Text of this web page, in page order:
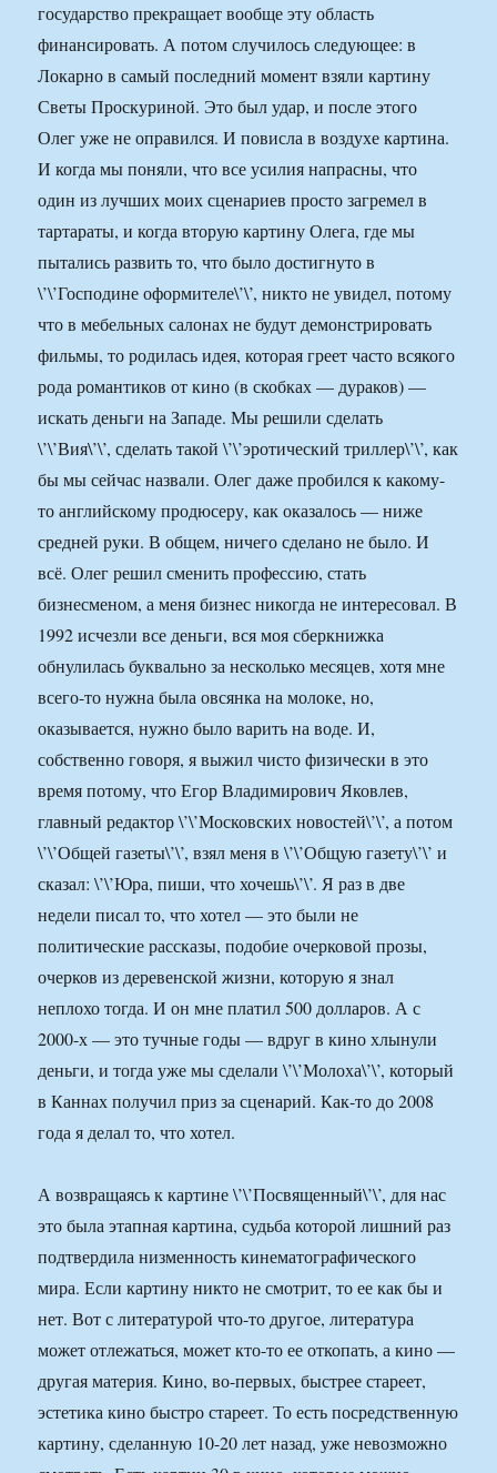
государство прекращает вообще эту область
финансировать. А потом случилось следующее: в
Локарно в самый последний момент взяли картину
Светы Проскуриной. Это был удар, и после этого
Олег уже не оправился. И повисла в воздухе картина.
И когда мы поняли, что все усилия напрасны, что
один из лучших моих сценариев просто загремел в
тартараты, и когда вторую картину Олега, где мы
пытались развить то, что было достигнуто в
\’\’Господине оформителе\’\’, никто не увидел, потому
что в мебельных салонах не будут демонстрировать
фильмы, то родилась идея, которая греет часто всякого
рода романтиков от кино (в скобках — дураков) —
искать деньги на Западе. Мы решили сделать
\’\’Вия\’\’, сделать такой \’\’эротический триллер\’\’, как
бы мы сейчас назвали. Олег даже пробился к какому-
то английскому продюсеру, как оказалось — ниже
средней руки. В общем, ничего сделано не было. И
всё. Олег решил сменить профессию, стать
бизнесменом, а меня бизнес никогда не интересовал. В
1992 исчезли все деньги, вся моя сберкнижка
обнулилась буквально за несколько месяцев, хотя мне
всего-то нужна была овсянка на молоке, но,
оказывается, нужно было варить на воде. И,
собственно говоря, я выжил чисто физически в это
время потому, что Егор Владимирович Яковлев,
главный редактор \’\’Московских новостей\’\’, а потом
\’\’Общей газеты\’\’, взял меня в \’\’Общую газету\’\’ и
сказал: \’\’Юра, пиши, что хочешь\’\’. Я раз в две
недели писал то, что хотел — это были не
политические рассказы, подобие очерковой прозы,
очерков из деревенской жизни, которую я знал
неплохо тогда. И он мне платил 500 долларов. А с
2000-х — это тучные годы — вдруг в кино хлынули
деньги, и тогда уже мы сделали \’\’Молоха\’\’, который
в Каннах получил приз за сценарий. Как-то до 2008
года я делал то, что хотел.
А возвращаясь к картине \’\’Посвященный\’\’, для нас
это была этапная картина, судьба которой лишний раз
подтвердила низменность кинематографического
мира. Если картину никто не смотрит, то ее как бы и
нет. Вот с литературой что-то другое, литература
может отлежаться, может кто-то ее откопать, а кино —
другая материя. Кино, во-первых, быстрее стареет,
эстетика кино быстро стареет. То есть посредственную
картину, сделанную 10-20 лет назад, уже невозможно